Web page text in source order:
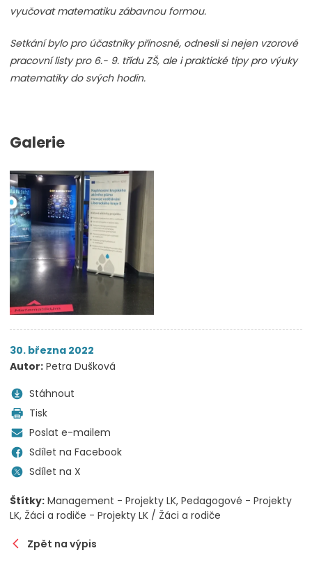
vyučovat matematiku zábavnou formou.
Setkání bylo pro účastníky přínosné, odnesli si nejen vzorové
pracovní listy pro 6.- 9. třídu ZŠ, ale i praktické tipy pro výuky
matematiky do svých hodin.
Galerie
30. března 2022
Autor: Petra Dušková
Stáhnout
Tisk
Poslat e-mailem
Sdílet na Facebook
Sdílet na X
Štítky: Management - Projekty LK Pedagogové - Projekty
LK Žáci a rodiče - Projekty LK / Žáci a rodiče
Zpět na výpis